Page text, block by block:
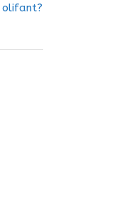
olifant?